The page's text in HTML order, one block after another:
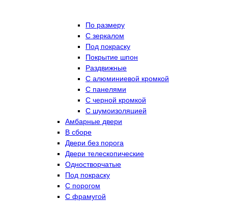
По размеру
C зеркалом
Под покраску
Покрытие шпон
Раздвижные
С алюминиевой кромкой
С панелями
С черной кромкой
С шумоизоляцией
Амбарные двери
В сборе
Двери без порога
Двери телескопические
Одностворчатые
Под покраску
С порогом
С фрамугой